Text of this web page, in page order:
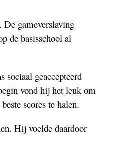
De gameverslaving
de basisschool al
sociaal geaccepteerd
vond hij het leuk om
scores te halen.
Hij voelde daardoor